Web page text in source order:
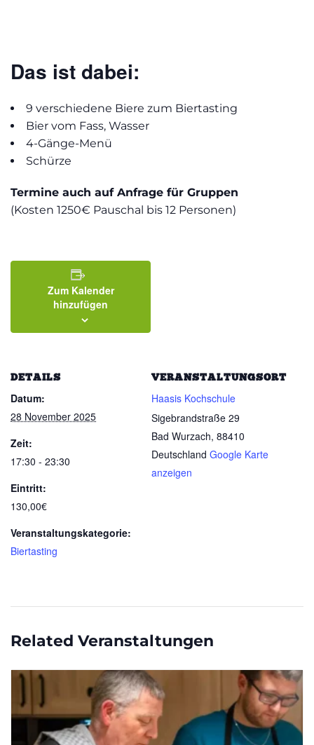
Das ist dabei:
9 verschiedene Biere zum Biertasting
Bier vom Fass, Wasser
4-Gänge-Menü
Schürze
Termine auch auf Anfrage für Gruppen
(Kosten 1250€ Pauschal bis 12 Personen)
Zum Kalender
hinzufügen
DETAILS
Datum:
28 November 2025
Zeit:
17:30 - 23:30
Eintritt:
130,00€
Veranstaltungskategorie:
Biertasting
VERANSTALTUNGSORT
Haasis Kochschule
Sigebrandstraße 29
Bad Wurzach, 88410
Deutschland Google Karte
anzeigen
Related Veranstaltungen